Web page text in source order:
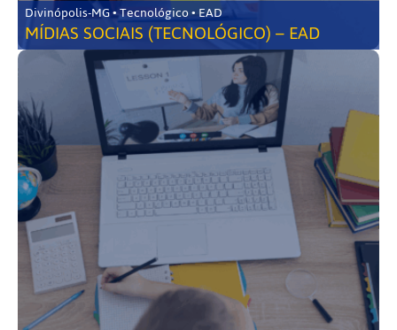
Divinópolis-MG • Tecnológico • EAD
MÍDIAS SOCIAIS (TECNOLÓGICO) – EAD